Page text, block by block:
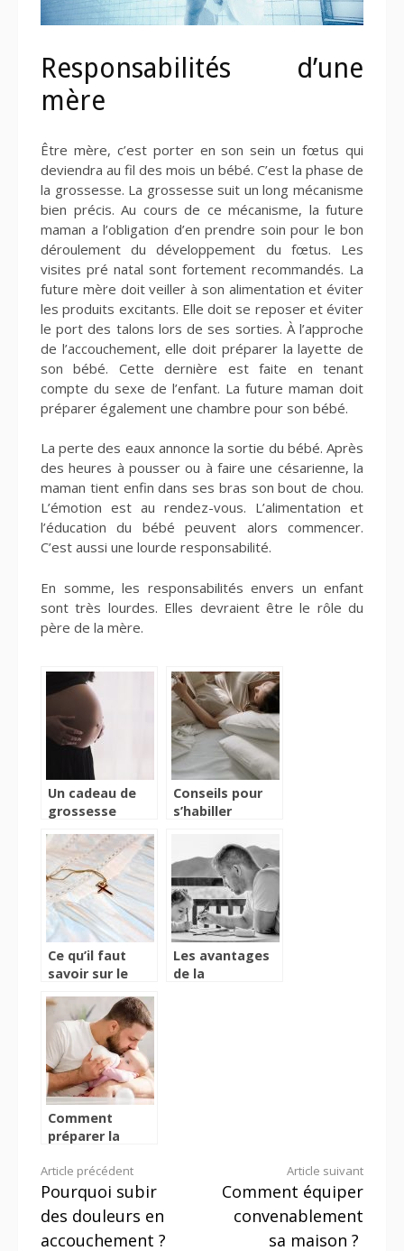
Responsabilités d’une
mère
Être mère, c’est porter en son sein un fœtus qui
deviendra au fil des mois un bébé. C’est la phase de
la grossesse. La grossesse suit un long mécanisme
bien précis. Au cours de ce mécanisme, la future
maman a l’obligation d’en prendre soin pour le bon
déroulement du développement du fœtus. Les
visites pré natal sont fortement recommandés. La
future mère doit veiller à son alimentation et éviter
les produits excitants. Elle doit se reposer et éviter
le port des talons lors de ses sorties. À l’approche
de l’accouchement, elle doit préparer la layette de
son bébé. Cette dernière est faite en tenant
compte du sexe de l’enfant. La future maman doit
préparer également une chambre pour son bébé.
La perte des eaux annonce la sortie du bébé. Après
des heures à pousser ou à faire une césarienne, la
maman tient enfin dans ses bras son bout de chou.
L’émotion est au rendez-vous. L’alimentation et
l’éducation du bébé peuvent alors commencer.
C’est aussi une lourde responsabilité.
En somme, les responsabilités envers un enfant
sont très lourdes. Elles devraient être le rôle du
père de la mère.
Un cadeau de
grossesse
collier bola
Conseils pour
s’habiller
grossesse
Ce qu’il faut
savoir sur le
bapteme
Les avantages
de la
Comment
préparer la
Lire
la
suite
Article précédent
Pourquoi subir
des douleurs en
accouchement ?
Article suivant
Comment équiper
convenablement
sa maison ?